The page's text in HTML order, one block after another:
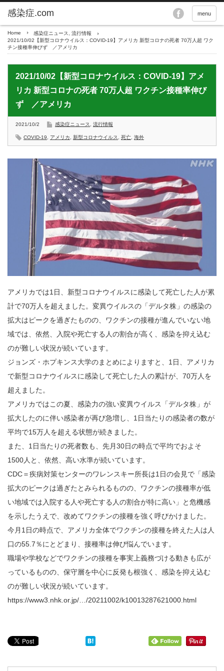
menu
Home 感染症ニュース
流行情報
2021/10/02【新型コロナウイルス：COVID-19】アメリカ 新型コロナの死者 70万人超 ワク
チン接種率伸びず ／アメリカ
2021/10/02【新型コロナウイルス：COVID-19】アメ
リカ 新型コロナの死者 70万人超 ワクチン接種率伸び
ず ／アメリカ
2021/10/2 感染症ニュース 流行情報
COVID-19 アメリカ 新型コロナウイルス 死亡 海外
アメリカでは1日、新型コロナウイルスに感染して死亡した人が累
計で70万人を超えました。変異ウイルスの「デルタ株」の感染の
拡大はピークを過ぎたものの、ワクチンの接種が進んでいない地
域では、依然、入院や死亡する人の割合が高く、感染を抑え込む
のが難しい状況が続いています。
ジョンズ・ホプキンス大学のまとめによりますと、1日、アメリカ
で新型コロナウイルスに感染して死亡した人の累計が、70万人を
超えました。
アメリカではこの夏、感染力の強い変異ウイルス「デルタ株」が
拡大したのに伴い感染者が再び急増し、1日当たりの感染者の数が
平均で15万人を超える状態が続きました。
また、1日当たりの死者数も、先月30日の時点で平均でおよそ
1500人と、依然、高い水準が続いています。
CDC＝疾病対策センターのワレンスキー所長は1日の会見で「感染
拡大のピークは過ぎたとみられるものの、ワクチンの接種率が低
い地域では入院する人や死亡する人の割合が特に高い」と危機感
を示したうえで、改めてワクチンの接種を強く呼びかけました。
今月1日の時点で、アメリカ全体でワクチンの接種を終えた人は人
口の55.7％にとどまり、接種率は伸び悩んでいます。
職場や学校などでワクチンの接種を事実上義務づける動きも広が
っているものの、保守層を中心に反発も根強く、感染を抑え込む
のが難しい状況が続いています。
https://www3.nhk.or.jp/…/20211002/k10013287621000.html